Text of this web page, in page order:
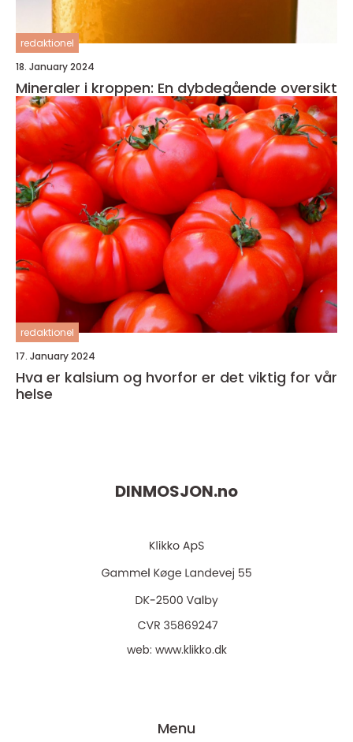
redaktionel
18. January 2024
Mineraler i kroppen: En dybdegående oversikt
redaktionel
17. January 2024
Hva er kalsium og hvorfor er det viktig for vår
helse
DINMOSJON.no
web: www.klikko.dk
Menu